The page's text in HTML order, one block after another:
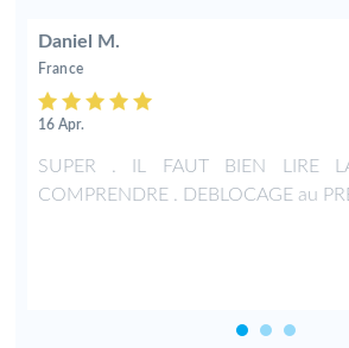
Daniel M.
France
16 Apr.
SUPER . IL FAUT BIEN LIRE
COMPRENDRE . DEBLOCAGE au